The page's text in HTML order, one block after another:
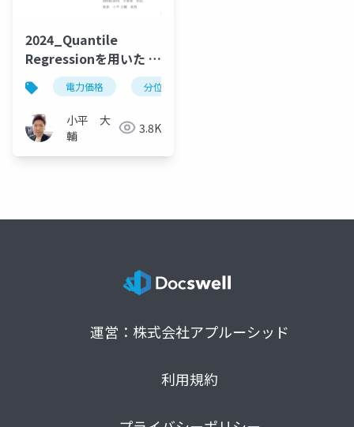
2024_Quantile
Regressionを用いた 確
率的電力価格予測
電力価格 分位点予測
小平 大
輔
3.8K
運営：株式会社アプルーシッド
利用規約